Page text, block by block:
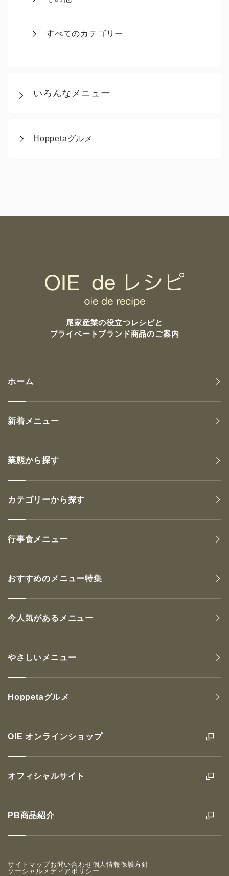
すべてのカテゴリー
いろんなメニュー
Hoppetaグルメ
尾家産業の役立つレシピと
プライベートブランド商品のご案内
OIE オンラインショップ
オフィシャルサイト
PB商品紹介
ホーム
新着メニュー
業態から探す
カテゴリーから探す
行事食メニュー
おすすめのメニュー特集
今人気があるメニュー
やさしいメニュー
Hoppetaグルメ
サイトマップお問い合わせ個人情報保護方針
ソーシャルメディアポリシー